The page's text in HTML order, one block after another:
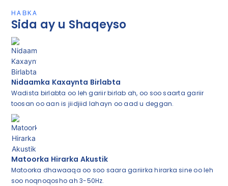
HABKA
Sida ay u Shaqeyso
Nidaamka Kaxaynta Birlabta
Wadista birlabta oo leh gariir birlab ah, oo soo saarta gariir
toosan oo aan is jiidjiid lahayn oo aad u deggan.
Matoorka Hirarka Akustik
Matoorka dhawaaqa oo soo saara gariirka hirarka sine oo leh
soo noqnoqosho ah 3-50Hz.